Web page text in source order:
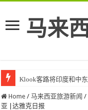
马来
Klook客路将印度和中
Home / 马来西亚旅游新闻 /
亚 |达雅克日报